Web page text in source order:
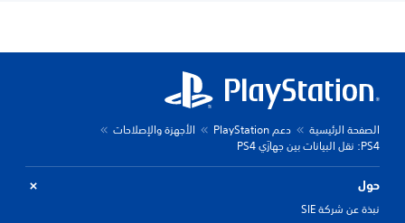
الصفحة الرئيسية دعم PlayStation
الأجهزة والإصلاحات
PS4: نقل البيانات بين جهازَي PS4
حول
نبذة عن شركة SIE